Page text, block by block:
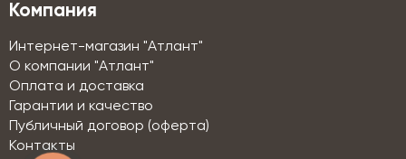
Компания
Интернет-магазин "Атлант"
О компании "Атлант"
Оплата и доставка
Гарантии и качество
Публичный договор (оферта)
Контакты